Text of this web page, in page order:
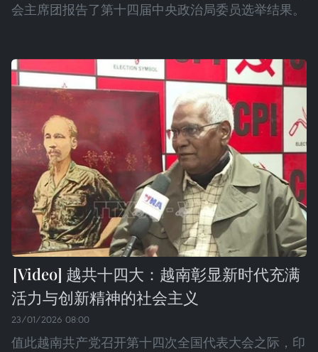
会主席团报告了第十四届中央政治局委员选举结果。
越共十四大：越南彰显新时代充满
活力与创新精神的社会主义
23/01/2026 08:00
值此越南共产党召开第十四次全国代表大会之际，印